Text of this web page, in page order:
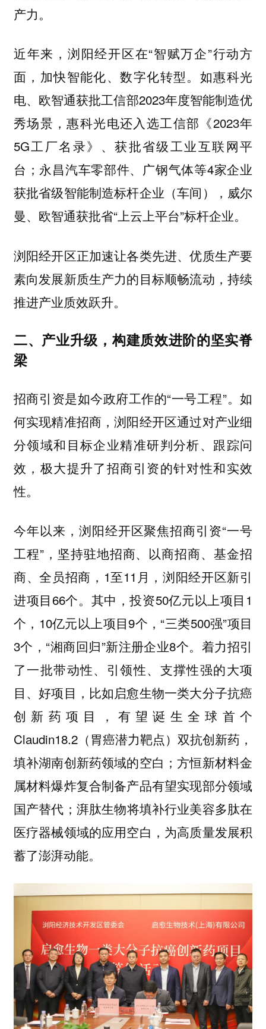
产力。
近年来，浏阳经开区在“智赋万企”行动方
面，加快智能化、数字化转型。如惠科光
电、欧智通获批工信部2023年度智能制造优
秀场景，惠科光电还入选工信部《2023年
5G工厂名录》、获批省级工业互联网平
台；永昌汽车零部件、广钢气体等4家企业
获批省级智能制造标杆企业（车间），威尔
曼、欧智通获批省“上云上平台”标杆企业。
浏阳经开区正加速让各类先进、优质生产要
素向发展新质生产力的目标顺畅流动，持续
推进产业质效跃升。
二、产业升级，构建质效进阶的坚实脊
梁
招商引资是如今政府工作的“一号工程”。如
何实现精准招商，浏阳经开区通过对产业细
分领域和目标企业精准研判分析、跟踪问
效，极大提升了招商引资的针对性和实效
性。
今年以来，浏阳经开区聚焦招商引资“一号
工程”，坚持驻地招商、以商招商、基金招
商、全员招商，1至11月，浏阳经开区新引
进项目66个。其中，投资50亿元以上项目1
个，10亿元以上项目9个，“三类500强”项目
3个，“湘商回归”新注册企业8个。着力招引
了一批带动性、引领性、支撑性强的大项
目、好项目，比如启愈生物一类大分子抗癌
创新药项目，有望诞生全球首个
Claudin18.2（胃癌潜力靶点）双抗创新药，
填补湖南创新药领域的空白；方恒新材料金
属材料爆炸复合制备产品有望实现部分领域
国产替代；湃肽生物将填补行业美容多肽在
医疗器械领域的应用空白，为高质量发展积
蓄了澎湃动能。